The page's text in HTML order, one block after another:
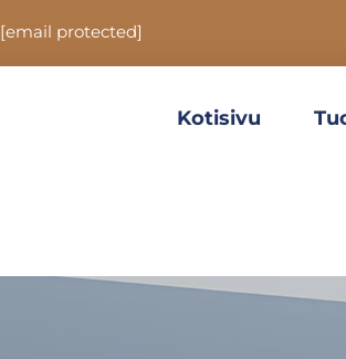
[email protected]
Kotisivu